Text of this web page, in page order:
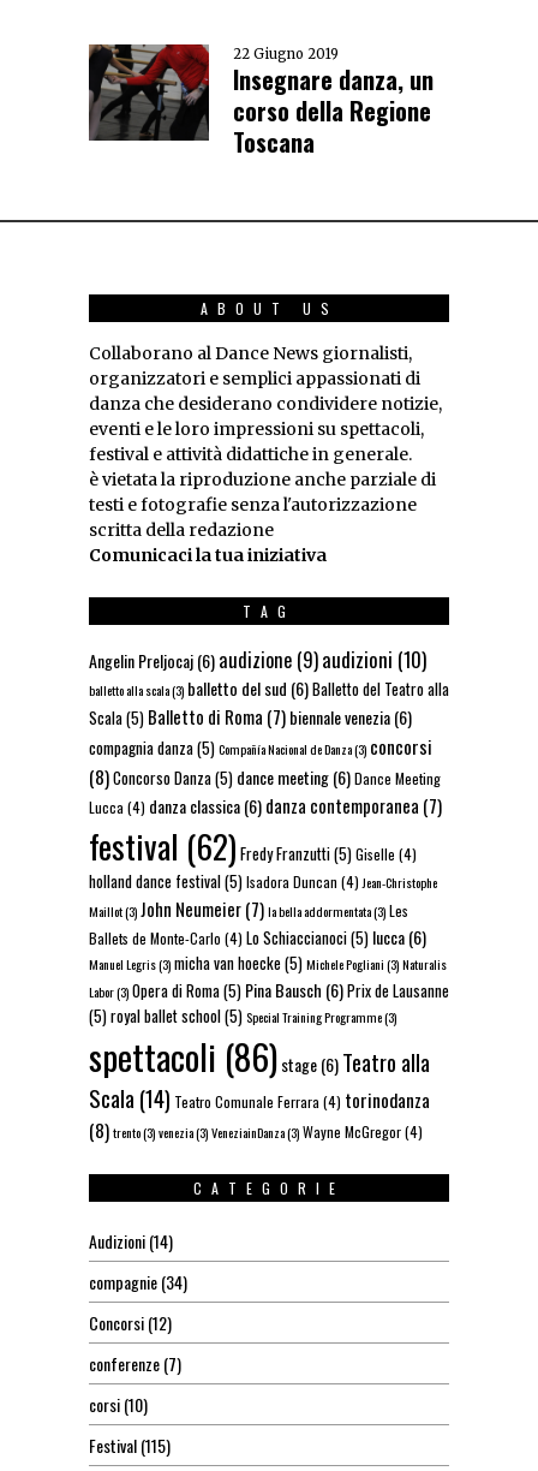
22 Giugno 2019
Insegnare danza, un
corso della Regione
Toscana
ABOUT US
Collaborano al Dance News giornalisti,
organizzatori e semplici appassionati di
danza che desiderano condividere notizie,
eventi e le loro impressioni su spettacoli,
festival e attività didattiche in generale.
è vietata la riproduzione anche parziale di
testi e fotografie senza l'autorizzazione
scritta della redazione
Comunicaci la tua iniziativa
TAG
Angelin Preljocaj(6)audizione (9)audizioni (10)
balletto alla scala(3) balletto del sud (6)Balletto del Teatro alla
Scala(5) Balletto di Roma (7)biennale venezia(6)
compagnia danza(5)Compañía Nacional de Danza(3) concorsi
(8)Concorso Danza(5) dance meeting(6)Dance Meeting
Lucca (4) danza classica(6)danza contemporanea (7)
festival (62) Fredy Franzutti(5)Giselle (4)
holland dance festival(5)Isadora Duncan (4) Jean-Christophe
Maillot(3)John Neumeier(7)la bella addormentata(3)Les
Ballets de Monte-Carlo (4) Lo Schiaccianoci(5) lucca(6)
Manuel Legris(3)micha van hoecke(5)Michele Pogliani(3)Naturalis
Labor(3)Opera di Roma(5) Pina Bausch (6)Prix de Lausanne
(5)royal ballet school(5)Special Training Programme(3)
spettacoli (86)stage(6)Teatro alla
Scala (14) Teatro Comunale Ferrara (4) torinodanza
(8)trento(3)venezia(3)VeneziainDanza(3)Wayne McGregor(4)
CATEGORIE
Audizioni(14)
compagnie(34)
Concorsi(12)
conferenze(7)
corsi(10)
Festival(115)